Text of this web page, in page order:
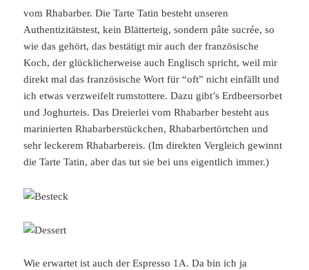
vom Rhabarber. Die Tarte Tatin besteht unseren
Authentizitätstest, kein Blätterteig, sondern pâte sucrée, so
wie das gehört, das bestätigt mir auch der französische
Koch, der glücklicherweise auch Englisch spricht, weil mir
direkt mal das französische Wort für “oft” nicht einfällt und
ich etwas verzweifelt rumstottere. Dazu gibt’s Erdbeersorbet
und Joghurteis. Das Dreierlei vom Rhabarber besteht aus
marinierten Rhabarberstückchen, Rhabarbertörtchen und
sehr leckerem Rhabarbereis. (Im direkten Vergleich gewinnt
die Tarte Tatin, aber das tut sie bei uns eigentlich immer.)
Wie erwartet ist auch der Espresso 1A. Da bin ich ja